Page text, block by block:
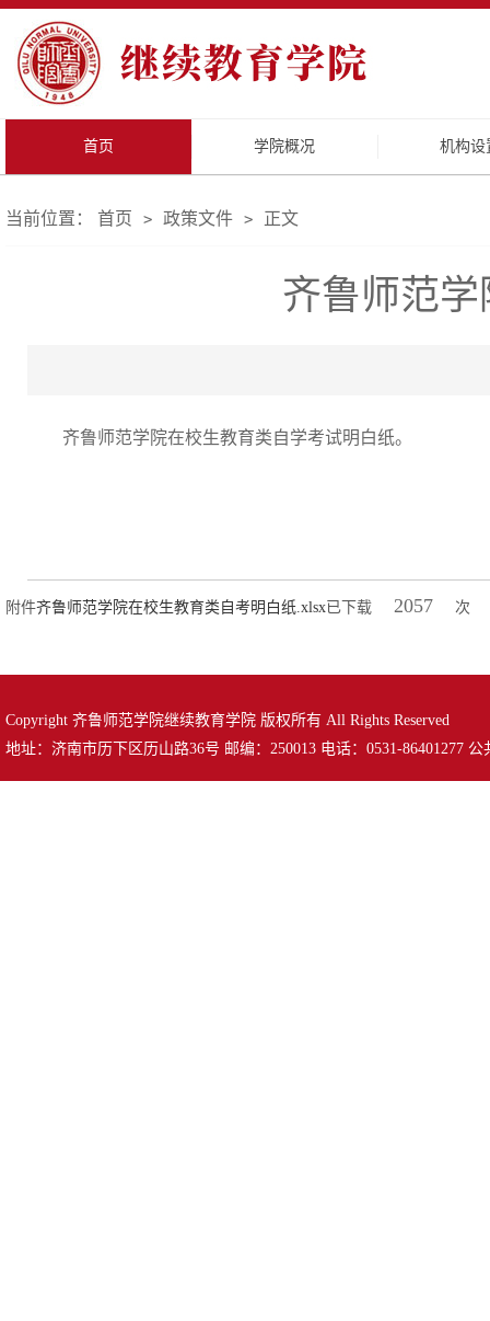
首页 学院概况 机构设
当前位置： 首页 > 政策文件 > 正文
齐鲁师范
齐鲁师范学院在校生教育类自学考试明白纸。
附件齐鲁师范学院在校生教育类自考明白纸.xlsx已下载 2057 次
Copyright 齐鲁师范学院继续教育学院 版权所有 All Rights Reserved
地址：济南市历下区历山路36号 邮编：250013 电话：0531-86401277